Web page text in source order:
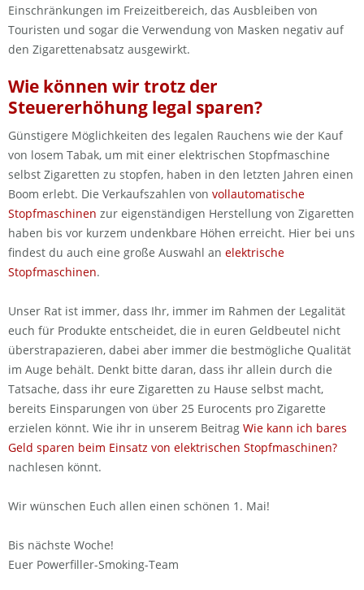
Einschränkungen im Freizeitbereich, das Ausbleiben von
Touristen und sogar die Verwendung von Masken negativ auf
den Zigarettenabsatz ausgewirkt.
Wie können wir trotz der
Steuererhöhung legal sparen?
Günstigere Möglichkeiten des legalen Rauchens wie der Kauf
von losem Tabak, um mit einer elektrischen Stopfmaschine
selbst Zigaretten zu stopfen, haben in den letzten Jahren einen
Boom erlebt. Die Verkaufszahlen von vollautomatische
Stopfmaschinen zur eigenständigen Herstellung von Zigaretten
haben bis vor kurzem undenkbare Höhen erreicht. Hier bei uns
findest du auch eine große Auswahl an elektrische
Stopfmaschinen.
Unser Rat ist immer, dass Ihr, immer im Rahmen der Legalität
euch für Produkte entscheidet, die in euren Geldbeutel nicht
überstrapazieren, dabei aber immer die bestmögliche Qualität
im Auge behält. Denkt bitte daran, dass ihr allein durch die
Tatsache, dass ihr eure Zigaretten zu Hause selbst macht,
bereits Einsparungen von über 25 Eurocents pro Zigarette
erzielen könnt. Wie ihr in unserem Beitrag Wie kann ich bares
Geld sparen beim Einsatz von elektrischen Stopfmaschinen?
nachlesen könnt.
Wir wünschen Euch allen einen schönen 1. Mai!
Bis nächste Woche!
Euer Powerfiller-Smoking-Team